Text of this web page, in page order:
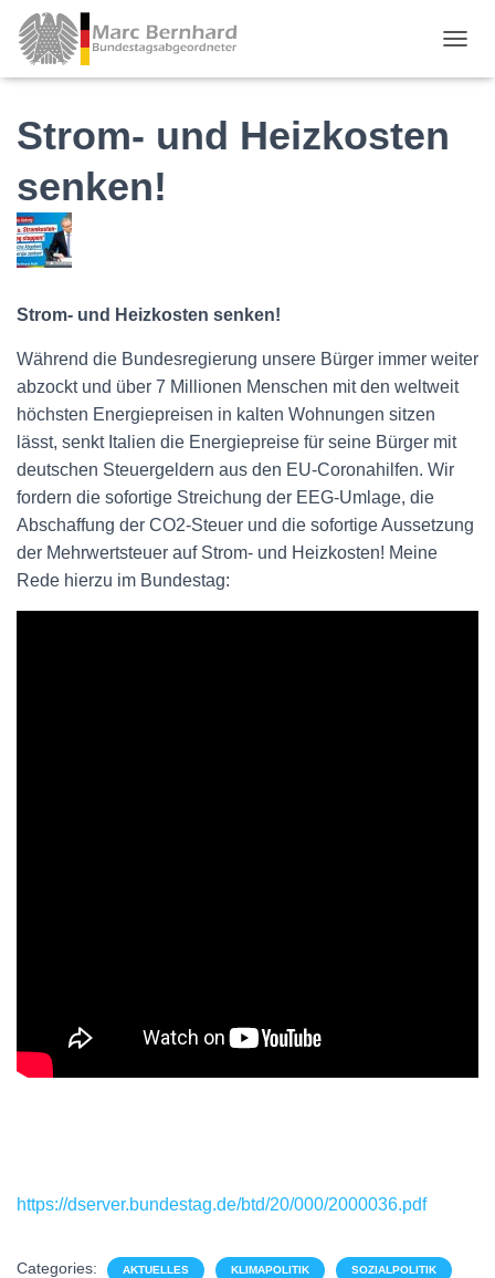
Strom- und Heizkosten
senken!
Strom- und Heizkosten senken!
Während die Bundesregierung unsere Bürger immer weiter
abzockt und über 7 Millionen Menschen mit den weltweit
höchsten Energiepreisen in kalten Wohnungen sitzen
lässt, senkt Italien die Energiepreise für seine Bürger mit
deutschen Steuergeldern aus den EU-Coronahilfen. Wir
fordern die sofortige Streichung der EEG-Umlage, die
Abschaffung der CO2-Steuer und die sofortige Aussetzung
der Mehrwertsteuer auf Strom- und Heizkosten! Meine
Rede hierzu im Bundestag:
https://dserver.bundestag.de/btd/20/000/2000036.pdf
Categories: AKTUELLES KLIMAPOLITIK SOZIALPOLITIK